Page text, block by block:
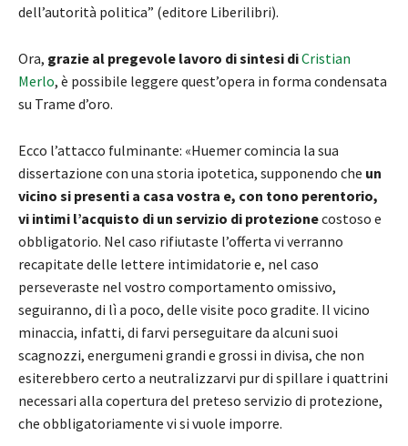
dell’autorità politica” (editore Liberilibri).
Ora, grazie al pregevole lavoro di sintesi diCristian
Merlo, è possibile leggere quest’opera in forma condensata
su Trame d’oro.
Ecco l’attacco fulminante: «Huemer comincia la sua
dissertazione con una storia ipotetica, supponendo che un
vicino si presenti a casa vostra e, con tono perentorio,
vi intimi l’acquisto di un servizio di protezionecostoso e
obbligatorio. Nel caso rifiutaste l’offerta vi verranno
recapitate delle lettere intimidatorie e, nel caso
perseveraste nel vostro comportamento omissivo,
seguiranno, di lì a poco, delle visite poco gradite. Il vicino
minaccia, infatti, di farvi perseguitare da alcuni suoi
scagnozzi, energumeni grandi e grossi in divisa, che non
esiterebbero certo a neutralizzarvi pur di spillare i quattrini
necessari alla copertura del preteso servizio di protezione,
che obbligatoriamente vi si vuole imporre.